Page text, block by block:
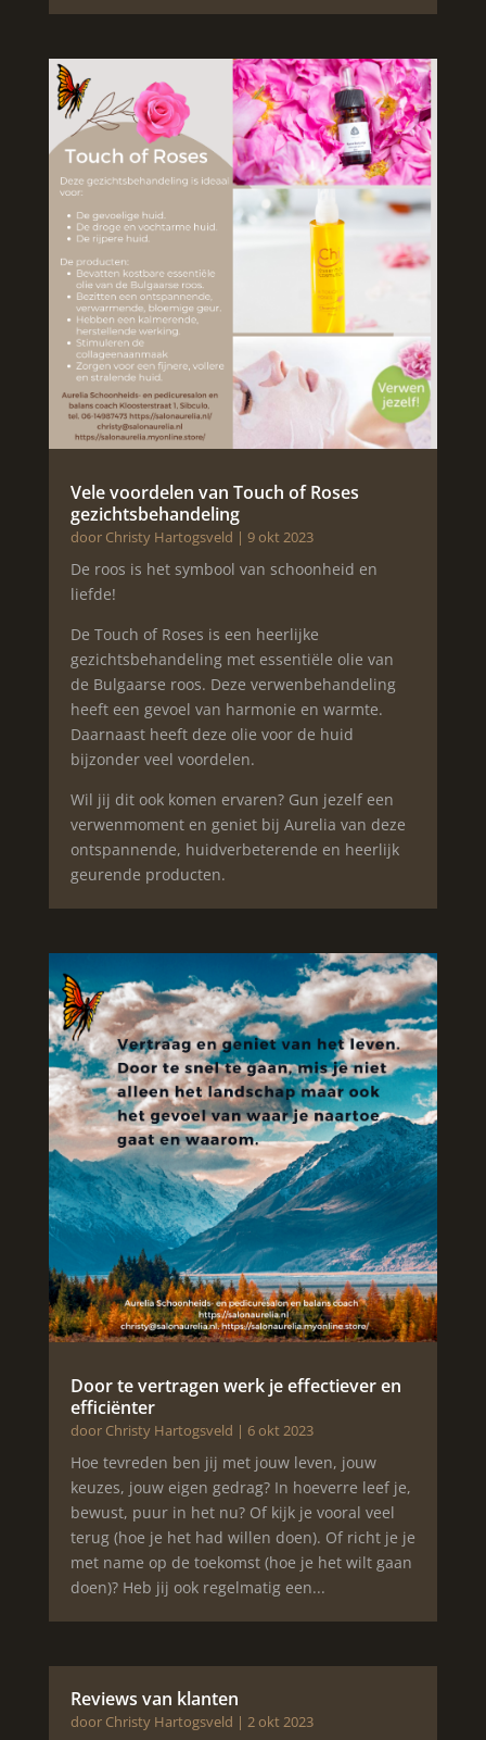
Vele voordelen van Touch of Roses
gezichtsbehandeling
door Christy Hartogsveld | 9 okt 2023
De roos is het symbool van schoonheid en
liefde!
De Touch of Roses is een heerlijke
gezichtsbehandeling met essentiële olie van
de Bulgaarse roos. Deze verwenbehandeling
heeft een gevoel van harmonie en warmte.
Daarnaast heeft deze olie voor de huid
bijzonder veel voordelen.
Wil jij dit ook komen ervaren? Gun jezelf een
verwenmoment en geniet bij Aurelia van deze
ontspannende, huidverbeterende en heerlijk
geurende producten.
Door te vertragen werk je effectiever en
efficiënter
door Christy Hartogsveld | 6 okt 2023
Hoe tevreden ben jij met jouw leven, jouw
keuzes, jouw eigen gedrag? In hoeverre leef je,
bewust, puur in het nu? Of kijk je vooral veel
terug (hoe je het had willen doen). Of richt je je
met name op de toekomst (hoe je het wilt gaan
doen)? Heb jij ook regelmatig een...
Reviews van klanten
door Christy Hartogsveld | 2 okt 2023